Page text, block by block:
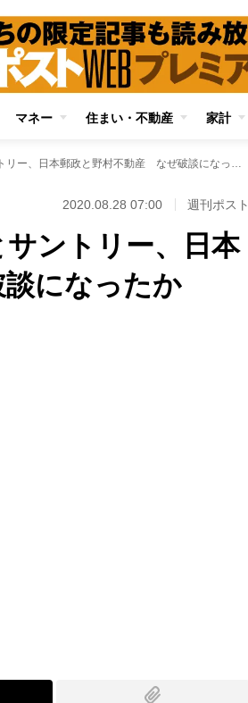
マネー 住まい・不動産 家計
「幻の大型合併」キリンとサントリー、日本郵政と野村不動産 なぜ破談になったか
2020.08.28 07:00 週刊ポスト
サントリー、日本
になったか